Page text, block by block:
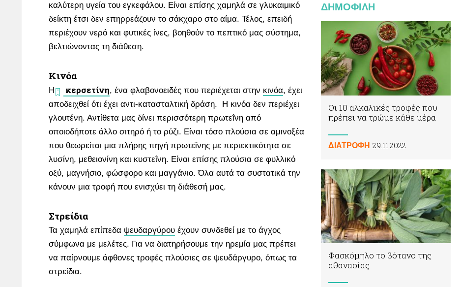
καλύτερη υγεία του εγκεφάλου. Είναι επίσης χαμηλά σε γλυκαιμικό
δείκτη έτσι δεν επηρρεάζουν το σάκχαρο στο αίμα. Τέλος, επειδή
περιέχουν νερό και φυτικές ίνες, βοηθούν το πεπτικό μας σύστημα,
βελτιώνοντας τη διάθεση.
Κινόα
Η κερσετίνη, ένα φλαβονοειδές που περιέχεται στην κινόα, έχει
αποδειχθεί ότι έχει αντι-κατασταλτική δράση. Η κινόα δεν περιέχει
γλουτένη. Αντίθετα μας δίνει περισσότερη πρωτεΐνη από
οποιοδήποτε άλλο σιτηρό ή το ρύζι. Είναι τόσο πλούσια σε αμινοξέα
που θεωρείται μια πλήρης πηγή πρωτεΐνης με περιεκτικότητα σε
λυσίνη, μεθειονίνη και κυστεΐνη. Είναι επίσης πλούσια σε φυλλικό
οξύ, μαγνήσιο, φώσφορο και μαγγάνιο. Όλα αυτά τα συστατικά την
κάνουν μια τροφή που ενισχύει τη διάθεσή μας.
Στρείδια
Τα χαμηλά επίπεδα ψευδαργύρου έχουν συνδεθεί με το άγχος
σύμφωνα με μελέτες. Για να διατηρήσουμε την ηρεμία μας πρέπει
να παίρνουμε άφθονες τροφές πλούσιες σε ψευδάργυρο, όπως τα
στρείδια.
ΔΗΜΟΦΙΛΗ
Οι 10 αλκαλικές τροφές που
πρέπει να τρώμε κάθε μέρα
ΔΙΑΤΡΟΦΗ 29.11.2022
Φασκόμηλο το βότανο της
αθανασίας